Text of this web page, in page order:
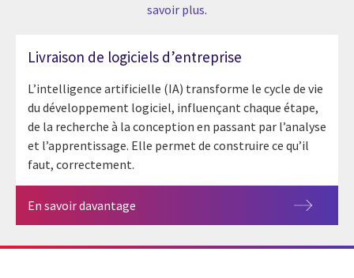
savoir plus.
Livraison de logiciels d’entreprise
L’intelligence artificielle (IA) transforme le cycle de vie
du développement logiciel, influençant chaque étape,
de la recherche à la conception en passant par l’analyse
et l’apprentissage. Elle permet de construire ce qu’il
faut, correctement.
En savoir davantage